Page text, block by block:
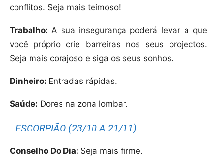
conflitos. Seja mais teimoso!
Trabalho: A sua insegurança poderá levar a que
você próprio crie barreiras nos seus projectos.
Seja mais corajoso e siga os seus sonhos.
Dinheiro: Entradas rápidas.
Saúde: Dores na zona lombar.
ESCORPIÃO (23/10 A 21/11)
Conselho Do Dia: Seja mais firme.